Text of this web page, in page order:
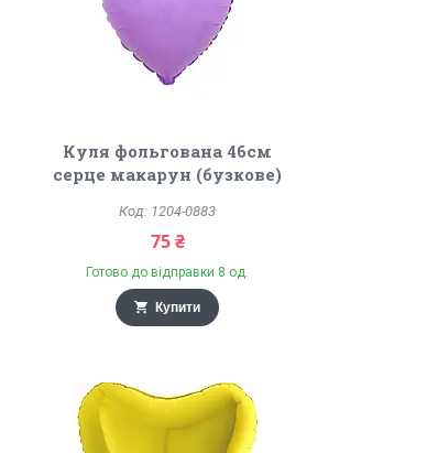
Куля фольгована 46см
серце макарун (бузкове)
1204-0883
75 ₴
Готово до відправки 8 од.
Купити